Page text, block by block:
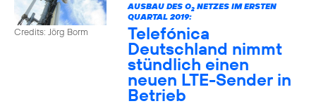
Credits: Jörg Borm
AUSBAU DES O2NETZES IM ERSTEN
QUARTAL 2019:
Telefónica
Deutschland nimmt
stündlich einen
neuen LTE-Sender in
Betrieb